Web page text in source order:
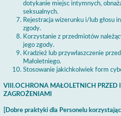
dotykanie miejsc intymnych,
seksualnych.
Rejestracja wizerunku i/lub głosu
zgody.
Korzystanie z przedmiotów
jego zgody.
Kradzież lub przywłaszczenie
Małoletniego.
Stosowanie jakichkolwiek form
VIII.OCHRONA MAŁOLETNICH PRZED
ZAGROŻENIAMI
[Dobre praktyki dla Personelu